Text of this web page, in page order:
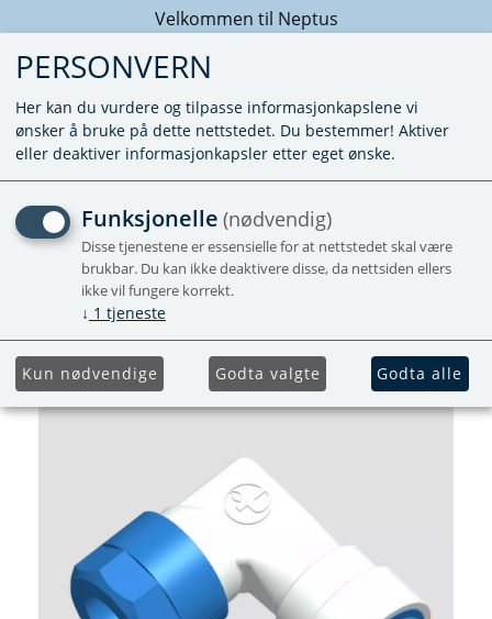
Velkommen til Neptus
VANNTILKOBLING BLÅ
JOHN GUEST - MUTTER
MOT VARMER
PERSONVERN
Her kan du vurdere og tilpasse informasjonkapslene vi
ønsker å bruke på dette nettstedet. Du bestemmer! Aktiver
eller deaktiver informasjonkapsler etter eget ønske.
Funksjonelle (nødvendig)
Disse tjenestene er essensielle for at nettstedet skal være
brukbar. Du kan ikke deaktivere disse, da nettsiden ellers
ikke vil fungere korrekt.
↓ 1 tjeneste
Kun nødvendige Godta valgte Godta alle